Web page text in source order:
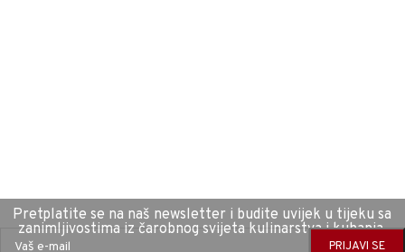
Pretplatite se na naš newsletter i budite uvijek u tijeku sa
zanimljivostima iz čarobnog svijeta kulinarstva i kuhanja.